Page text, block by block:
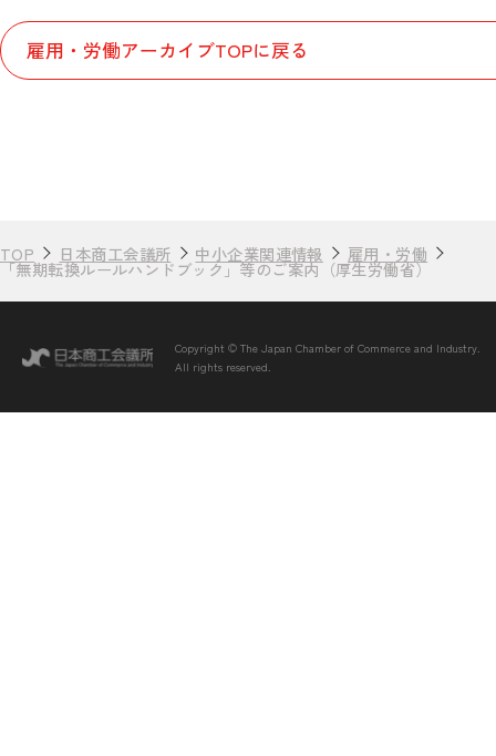
雇用・労働アーカイブTOPに戻る
TOP 日本商工会議所 中小企業関連情報 雇用・労働
「無期転換ルールハンドブック」等のご案内（厚生労働省）
Copyright © The Japan Chamber of Commerce and Industry.
All rights reserved.